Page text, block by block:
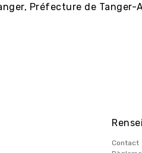
Préfecture de
Contact